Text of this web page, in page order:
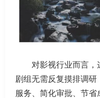
对影视行业而言，这
剧组无需反复摸排调
服务、简化审批、节省